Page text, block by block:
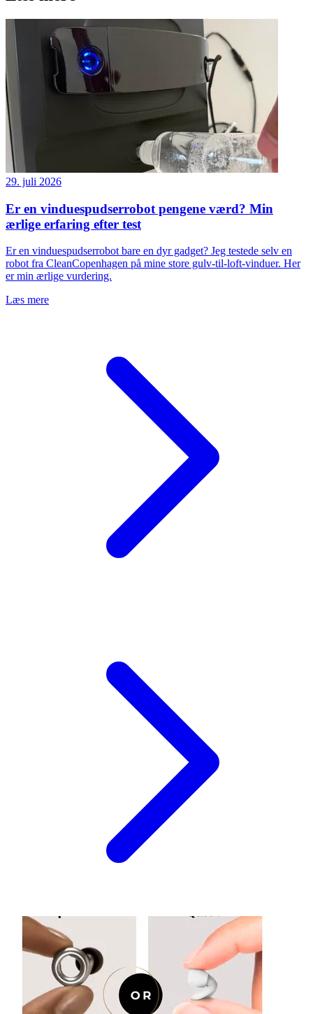
29. juli 2026
Er en vinduespudserrobot pengene værd? Min
ærlige erfaring efter test
Er en vinduespudserrobot bare en dyr gadget? Jeg testede selv en
robot fra CleanCopenhagen på mine store gulv-til-loft-vinduer. Her
er min ærlige vurdering.
Læs mere